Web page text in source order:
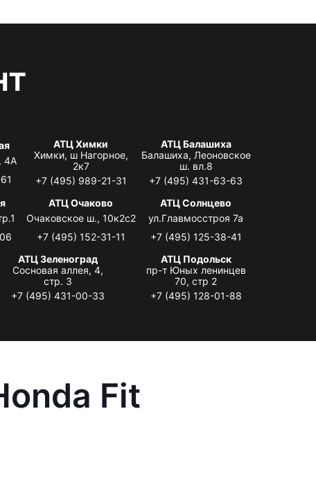
4А
АТЦ Химки
Химки, ш Нагорное,
2к7
+7 (495) 989-21-31
АТЦ Балашиха
Балашиха, Леоновское
ш. вл.8
+7 (495) 431-63-63
АТЦ Очаково
Очаковское ш., 10к2с2
+7 (495) 152-31-11
АТЦ Солнцево
ул.Главмосстроя 7а
+7 (495) 125-38-41
АТЦ Зеленоград
Сосновая аллея, 4,
стр. 3
+7 (495) 431-00-33
АТЦ Подольск
пр-т Юных ленинцев
70, стр 2
+7 (495) 128-01-88
Fit